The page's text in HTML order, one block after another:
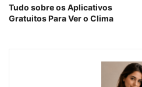
Tudo sobre os Aplicativos
Gratuitos Para Ver o Clima